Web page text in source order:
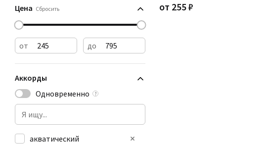
Цена Сбросить
от до
Аккорды
Одновременно
?
акватический
от 255₽